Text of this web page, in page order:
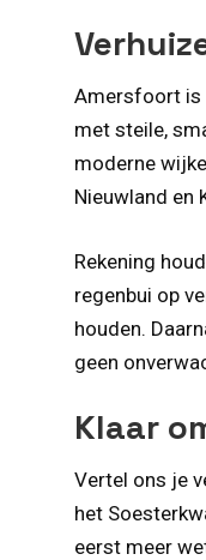
Amersfoort is
met steile,
moderne
Nieuwland en
Rekening
regenbui op
houden.
geen
Klaar
Vertel ons je
het
eerst meer